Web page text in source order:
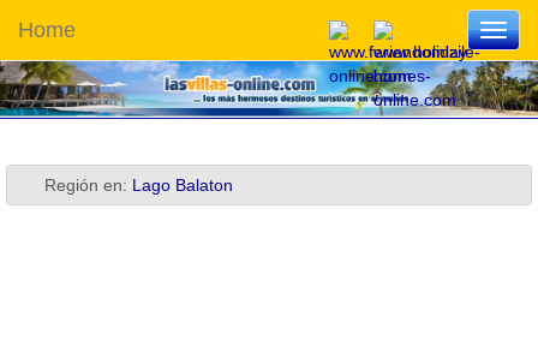
Home
Región en: Lago Balaton